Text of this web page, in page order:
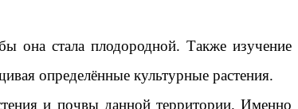
она стала плодородной. Также изучение
определённые культурные растения.
и почвы данной территории. Именно